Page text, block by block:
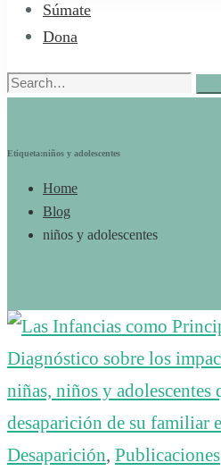
Súmate
Dona
Search
Etiqueta:niños y adolescentes
Home
Blog
niños y adolescentes
Desaparición, Publicaciones